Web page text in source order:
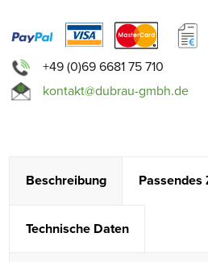
+49 (0)69 6681 75 710
kontakt@dubrau-gmbh.de
Beschreibung Passendes
Technische Daten